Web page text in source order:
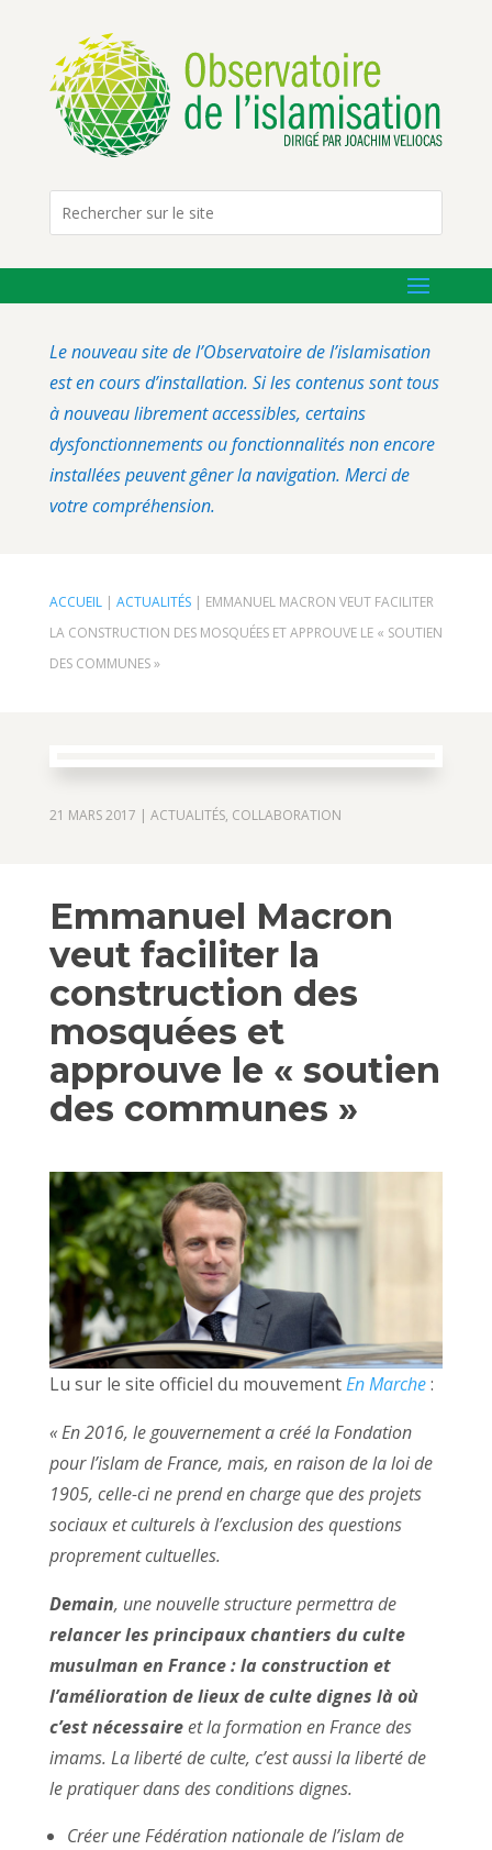
Le nouveau site de l’Observatoire de l’islamisation
est en cours d’installation. Si les contenus sont tous
à nouveau librement accessibles, certains
dysfonctionnements ou fonctionnalités non encore
installées peuvent gêner la navigation. Merci de
votre compréhension.
ACCUEIL| ACTUALITÉS| EMMANUEL MACRON VEUT FACILITER
LA CONSTRUCTION DES MOSQUÉES ET APPROUVE LE « SOUTIEN
DES COMMUNES »
21 MARS 2017 | ACTUALITÉS, COLLABORATION
Emmanuel Macron
veut faciliter la
construction des
mosquées et
approuve le « soutien
des communes »
Lu sur le site officiel du mouvementEn Marche:
« En 2016, le gouvernement a créé la Fondation
pour l’islam de France, mais, en raison de la loi de
1905, celle-ci ne prend en charge que des projets
sociaux et culturels à l’exclusion des questions
proprement cultuelles.
Demain, une nouvelle structure permettra de
relancer les principaux chantiers du culte
musulman en France : la construction et
l’amélioration de lieux de culte dignes là où
c’est nécessaireet la formation en France des
imams. La liberté de culte, c’est aussi la liberté de
le pratiquer dans des conditions dignes.
Créer une Fédération nationale de l’islam de